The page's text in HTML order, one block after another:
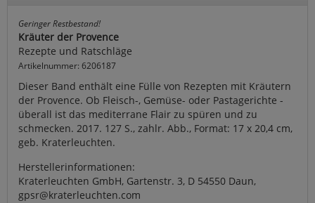
Geringer Restbestand!
Kräuter der Provence
Rezepte und Ratschläge
Artikelnummer: 6206187
Dieser Band enthält eine Fülle von Rezepten mit Kräutern
der Provence. Ob Fleisch-, Gemüse- oder Pastagerichte -
überall ist das mediterrane Flair zu spüren und zu
schmecken. 2017. 127 S., zahlr. Abb., Format: 17 x 20,4 cm,
geb. Kraterleuchten.
Herstellerinformationen:
Kraterleuchten GmbH, Gartenstr. 3, D 54550 Daun,
gpsr@kraterleuchten.com